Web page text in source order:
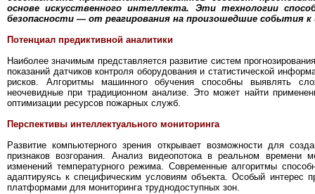
основе искусственного интеллекта. Эти технологии
безопасности — от реагирования на произошедшие события к
Потенциал предиктивной аналитики
Наиболее значимым представляется развитие систем
показаний датчиков контроля оборудования и статистической
рисков. Алгоритмы машинного обучения способны выявлять
неочевидные при традиционном анализе. Это может найти
оптимизации ресурсов пожарных служб.
Перспективы интеллектуального мониторинга
Развитие компьютерного зрения открывает возможности для
признаков возгорания. Анализ видеопотока в реальном времени
изменений температурного режима. Современные алгоритмы
адаптируясь к специфическим условиям объекта. Особый интерес
платформами для мониторинга труднодоступных зон.